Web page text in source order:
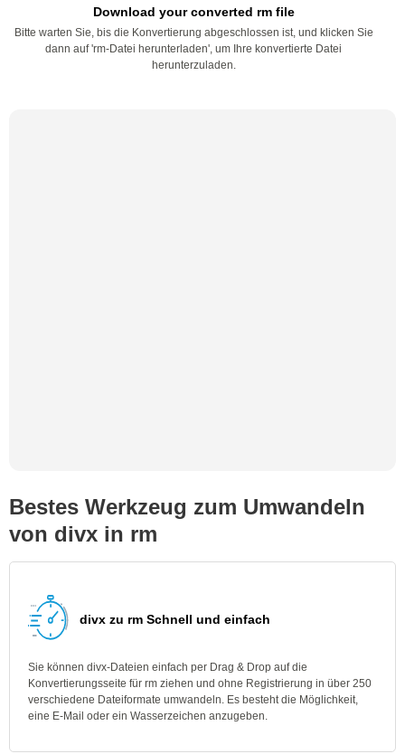
Download your converted rm file
Bitte warten Sie, bis die Konvertierung abgeschlossen ist, und klicken Sie
dann auf 'rm-Datei herunterladen', um Ihre konvertierte Datei
herunterzuladen.
Bestes Werkzeug zum Umwandeln
von divx in rm
divx zu rm Schnell und einfach
Sie können divx-Dateien einfach per Drag & Drop auf die
Konvertierungsseite für rm ziehen und ohne Registrierung in über 250
verschiedene Dateiformate umwandeln. Es besteht die Möglichkeit,
eine E-Mail oder ein Wasserzeichen anzugeben.